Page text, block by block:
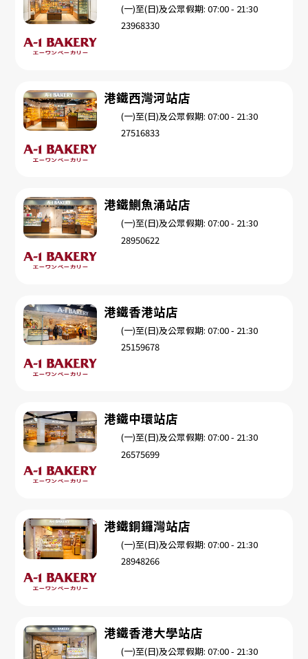
(一)至(日)及公眾假期: 07:00 - 21:30
23968330
港鐵西灣河站店
(一)至(日)及公眾假期: 07:00 - 21:30
27516833
港鐵鰂魚涌站店
(一)至(日)及公眾假期: 07:00 - 21:30
28950622
港鐵香港站店
(一)至(日)及公眾假期: 07:00 - 21:30
25159678
港鐵中環站店
(一)至(日)及公眾假期: 07:00 - 21:30
26575699
港鐵銅鑼灣站店
(一)至(日)及公眾假期: 07:00 - 21:30
28948266
港鐵香港大學站店
(一)至(日)及公眾假期: 07:00 - 21:30